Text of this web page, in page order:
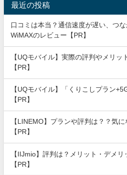
最近の投稿
口コミは本当？通信速度が遅い、つ
WiMAXのレビュー【PR】
【UQモバイル】実際の評判やメリッ
【PR】
【UQモバイル】「くりこしプラン
【PR】
【LINEMO】プランや評判は？？気
【PR】
【IIJmio】評判は？メリット・デメリ
【PR】